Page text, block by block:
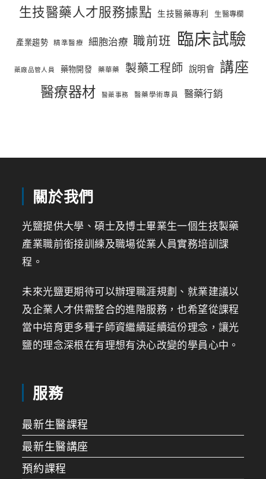
生技醫藥人才服務據點 生技醫藥專利 生醫專欄
產業趨勢 精準醫療 細胞治療 職前班 臨床試驗
藥廠品管人員 藥物開發 藥華藥 製藥工程師 說明會 講座
醫療器材 醫藥事務 醫藥學術專員 醫藥行銷
關於我們
光鹽提供大學、碩士及博士畢業生一個生技製藥
產業職前銜接訓練及職場從業人員實務培訓課
程。
未來光鹽更期待可以辦理職涯規劃、就業建議以
及企業人才供需整合的進階服務，也希望從課程
當中培育更多種子師資繼續延續這份理念，讓光
鹽的理念深根在有理想有決心改變的學員心中。
服務
最新生醫課程
最新生醫講座
預約課程